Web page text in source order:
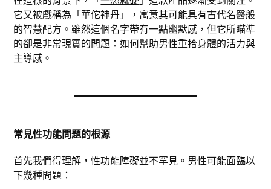
它又被戲稱為「華佗神丹」，寓意其可能具有古代名醫般
的智慧配方。雖然這個名字帶有一點幽默感，但它所瞄準
的卻是非常現實的問題：如何幫助男性重拾身體的活力與
主導感。
常見性功能問題的根源
首先我們得理解，性功能障礙並不罕見。男性可能面臨以
下幾種問題：